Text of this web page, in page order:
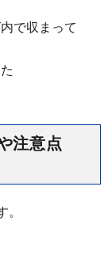
で収まって
注意点